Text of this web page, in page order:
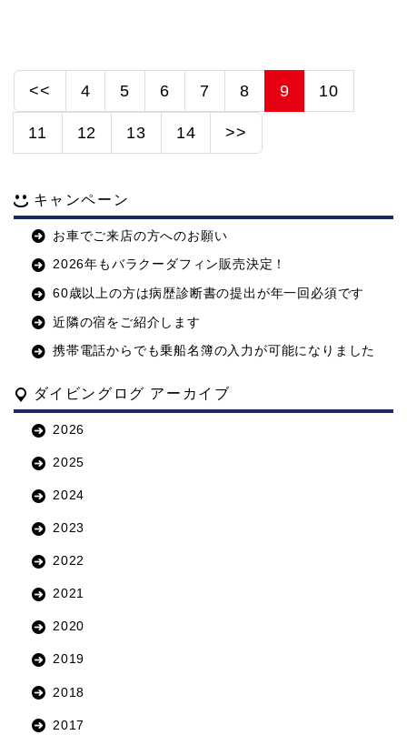
<< 4 5 6 7 8 9 10
11 12 13 14 >>
キャンペーン
お車でご来店の方へのお願い
2026年もバラクーダフィン販売決定！
60歳以上の方は病歴診断書の提出が年一回必須です
近隣の宿をご紹介します
携帯電話からでも乗船名簿の入力が可能になりました
ダイビングログ アーカイブ
2026
2025
2024
2023
2022
2021
2020
2019
2018
2017